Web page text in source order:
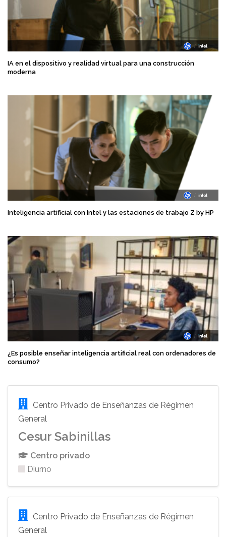
IA en el dispositivo y realidad virtual para una construcción
moderna
Inteligencia artificial con Intel y las estaciones de trabajo Z by HP
¿Es posible enseñar inteligencia artificial real con ordenadores de
consumo?
Centro Privado de Enseñanzas de Régimen
General
Cesur Sabinillas
Centro privado
Diurno
Centro Privado de Enseñanzas de Régimen
General